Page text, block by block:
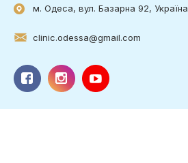
м. Одеса, вул. Базарна 92, Україна
clinic.odessa@gmail.com